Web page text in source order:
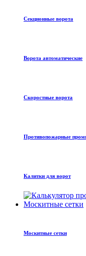
Секционные ворота
Ворота автоматические
Скоростные ворота
Противопожарные
Калитки для ворот
Москитные сетки
Москитные сетки